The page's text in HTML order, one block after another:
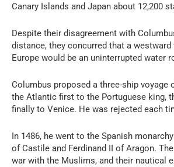
Canary Islands and Japan about 12,200
Despite their disagreement with
distance, they concurred that a westward
Europe would be an uninterrupted water
Columbus proposed a three-ship voyage
the Atlantic first to the Portuguese king,
finally to Venice. He was rejected each
In 1486, he went to the Spanish
of Castile and Ferdinand II of Aragon.
war with the Muslims, and their nautical